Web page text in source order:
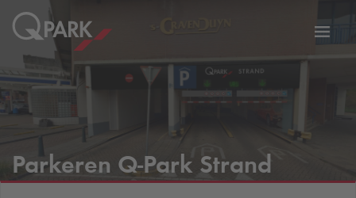
Parkeren Q-Park Strand